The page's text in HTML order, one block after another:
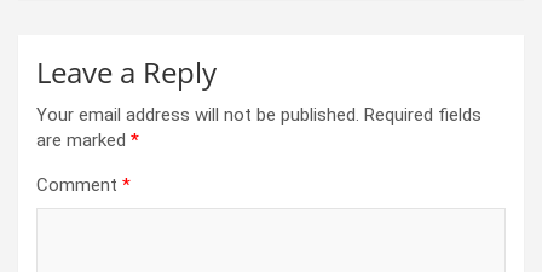
Leave a Reply
Your email address will not be published. Required fields
are marked *
Comment *